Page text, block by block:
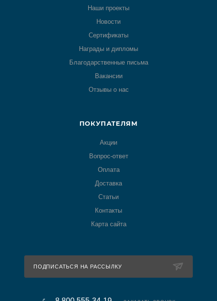
Наши проекты
Новости
Сертификаты
Награды и дипломы
Благодарственные письма
Вакансии
Отзывы о нас
ПОКУПАТЕЛЯМ
Акции
Вопрос-ответ
Оплата
Доставка
Статьи
Контакты
Карта сайта
ПОДПИСАТЬСЯ НА РАССЫЛКУ